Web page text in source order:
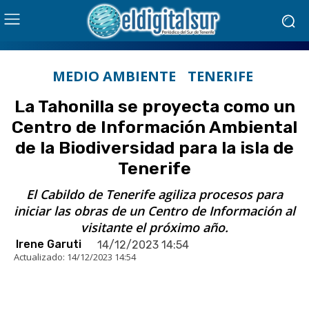
MEDIO AMBIENTE TENERIFE
La Tahonilla se proyecta como un
Centro de Información Ambiental
de la Biodiversidad para la isla de
Tenerife
El Cabildo de Tenerife agiliza procesos para
iniciar las obras de un Centro de Información al
visitante el próximo año.
Irene Garuti 14/12/2023 14:54
Actualizado: 14/12/2023 14:54